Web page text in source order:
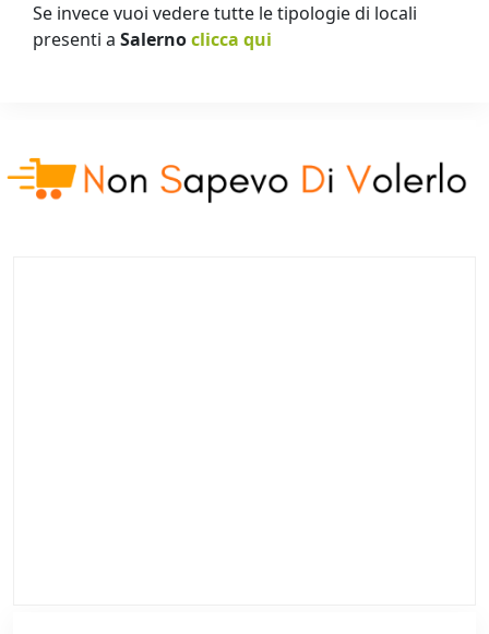
Se invece vuoi vedere tutte le tipologie di locali
presenti a Salernoclicca qui